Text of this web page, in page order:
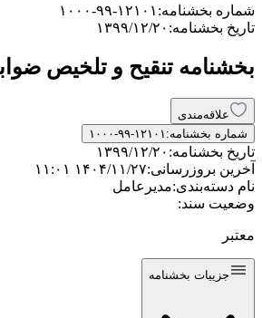
شماره بخشنامه: ۱۰۰۰-۹۹-۱۲۱۰۱
تاریخ بخشنامه: ۱۳۹۹/۱۲/۲۰
بخشنامه تنقیح و تلخیص
علاقه‌مندی
شماره بخشنامه: ۱۰۰۰-۹۹-۱۲۱۰۱
تاریخ بخشنامه: ۱۳۹۹/۱۲/۲۰
آخرین بروزرسانی:۱۴۰۴/۱۱/۲۷ ۱۱:۰۱
نام دسته‌بندی:مدیرعامل
وضعیت سند:
معتبر
جزییات بخشنامه